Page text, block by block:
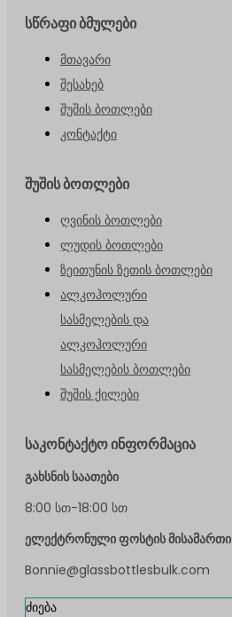
სწრაფი ბმულები
მთავარი
შესახებ
შუშის ბოთლები
კონტაქტი
შუშის ბოთლები
ღვინის ბოთლები
ლუდის ბოთლები
ზეითუნის ზეთის ბოთლები
ალკოჰოლური
სასმელების და
ალკოჰოლური
სასმელების ბოთლები
შუშის ქილები
საკონტაქტო ინფორმაცია
გახსნის საათები
8:00 სთ-18:00 სთ
ელექტრონული ფოსტის მისამართი
Bonnie@glassbottlesbulk.com
ძიება